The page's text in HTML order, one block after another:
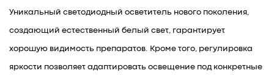
Уникальный светодиодный осветитель нового поколения,
создающий естественный белый свет, гарантирует
хорошую видимость препаратов. Кроме того, регулировка
яркости позволяет адаптировать освещение под конкретные